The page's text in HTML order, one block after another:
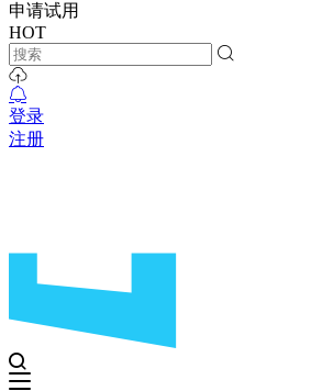
申请试用
HOT
登录
注册